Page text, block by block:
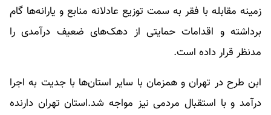
زمینه مقابله با فقر به سمت توزیع عادلانه منابع و یارانه‌ها گام
برداشته و اقدامات حمایتی از دهک‌های ضعیف درآمدی را
مدنظر قرار داده است.
ابن طرح در تهران و همزمان با سایر استان‌ها با جدیت به اجرا
درآمد و با استقبال مردمی نیز مواجه شد.استان تهران دارنده